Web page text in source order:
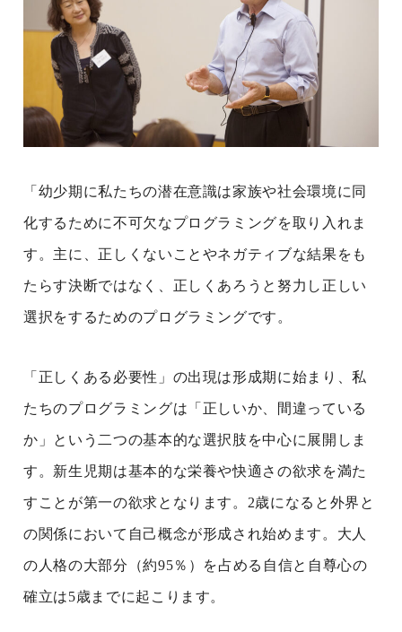
「幼少期に私たちの潜在意識は家族や社会環境に同
化するために不可欠なプログラミングを取り入れま
す。主に、正しくないことやネガティブな結果をも
たらす決断ではなく、正しくあろうと努力し正しい
選択をするためのプログラミングです。
「正しくある必要性」の出現は形成期に始まり、私
たちのプログラミングは「正しいか、間違っている
か」という二つの基本的な選択肢を中心に展開しま
す。新生児期は基本的な栄養や快適さの欲求を満た
すことが第一の欲求となります。2歳になると外界と
の関係において自己概念が形成され始めます。大人
の人格の大部分（約95％）を占める自信と自尊心の
確立は5歳までに起こります。